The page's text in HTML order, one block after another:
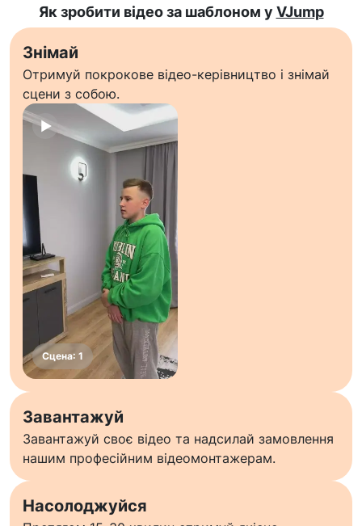
Як зробити відео за шаблоном у VJump
Знімай
Отримуй покрокове відео-керівництво і знімай
сцени з собою.
Завантажуй
Завантажуй своє відео та надсилай замовлення
нашим професійним відеомонтажерам.
Насолоджуйся